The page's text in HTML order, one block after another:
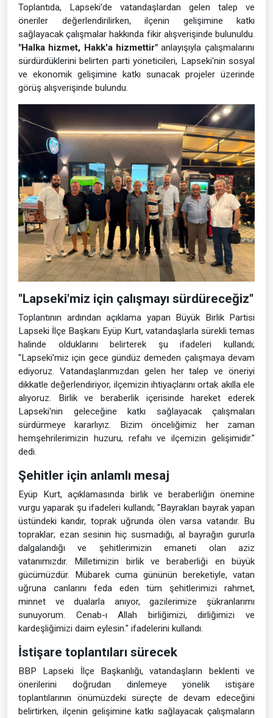
Toplantıda, Lapseki'de vatandaşlardan gelen talep ve
öneriler değerlendirilirken, ilçenin gelişimine katkı
sağlayacak çalışmalar hakkında fikir alışverişinde bulunuldu.
"Halka hizmet, Hakk'a hizmettir" anlayışıyla çalışmalarını
sürdürdüklerini belirten parti yöneticileri, Lapseki'nin sosyal
ve ekonomik gelişimine katkı sunacak projeler üzerinde
görüş alışverişinde bulundu.
"Lapseki'miz için çalışmayı sürdüreceğiz"
Toplantının ardından açıklama yapan Büyük Birlik Partisi
Lapseki İlçe Başkanı Eyüp Kurt, vatandaşlarla sürekli temas
halinde olduklarını belirterek şu ifadeleri kullandı;
"Lapseki'miz için gece gündüz demeden çalışmaya devam
ediyoruz. Vatandaşlarımızdan gelen her talep ve öneriyi
dikkatle değerlendiriyor, ilçemizin ihtiyaçlarını ortak akılla ele
alıyoruz. Birlik ve beraberlik içerisinde hareket ederek
Lapseki'nin geleceğine katkı sağlayacak çalışmaları
sürdürmeye kararlıyız. Bizim önceliğimiz her zaman
hemşehrilerimizin huzuru, refahı ve ilçemizin gelişimidir."
dedi.
Şehitler için anlamlı mesaj
Eyüp Kurt, açıklamasında birlik ve beraberliğin önemine
vurgu yaparak şu ifadeleri kullandı; "Bayrakları bayrak yapan
üstündeki kandır, toprak uğrunda ölen varsa vatandır. Bu
topraklar; ezan sesinin hiç susmadığı, al bayrağın gururla
dalgalandığı ve şehitlerimizin emaneti olan aziz
vatanımızdır. Milletimizin birlik ve beraberliği en büyük
gücümüzdür. Mübarek cuma gününün bereketiyle, vatan
uğruna canlarını feda eden tüm şehitlerimizi rahmet,
minnet ve dualarla anıyor, gazilerimize şükranlarımı
sunuyorum. Cenab-ı Allah birliğimizi, dirliğimizi ve
kardeşliğimizi daim eylesin." ifadelerini kullandı.
İstişare toplantıları sürecek
BBP Lapseki İlçe Başkanlığı, vatandaşların beklenti ve
önerilerini doğrudan dinlemeye yönelik istişare
toplantılarının önümüzdeki süreçte de devam edeceğini
belirtirken, ilçenin gelişimine katkı sağlayacak çalışmaların